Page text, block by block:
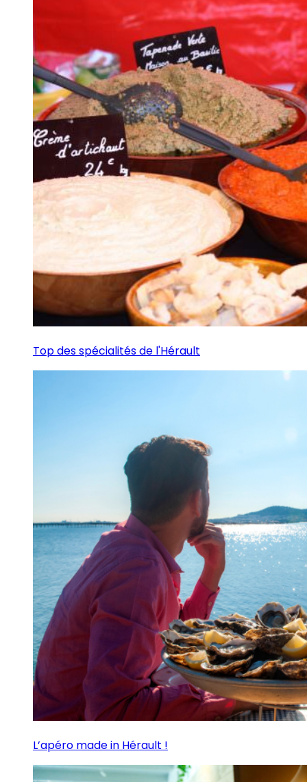
Top des spécialités de l'Hérault
L’apéro made in Hérault !